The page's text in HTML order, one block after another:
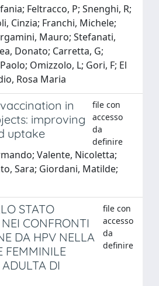
Feltracco, P; Snenghi, R;
Cinzia; Franchi, Michele;
Mauro; Stefanati,
Donato; Carretta, G;
Omizzolo, L; Gori, F; El
Rosa Maria
in
improving
uptake
file con
accesso
da
definire
Valente, Nicoletta;
Sara; Giordani, Matilde;
STATO
CONFRONTI
DA HPV NELLA
FEMMINILE
DI
file con
accesso
da
definire